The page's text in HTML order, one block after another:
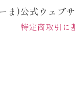
)公式ウェブサ
特定商取引に